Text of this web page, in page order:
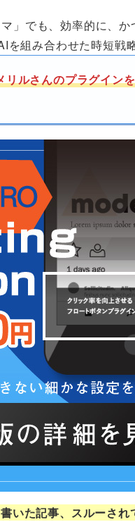
」でも、効率的に、
組み合わせた時短戦略
リルさんのプラグイン
いた記事、スルーされ